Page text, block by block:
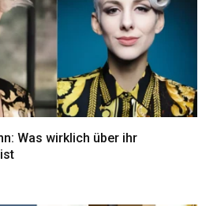
Was wirklich über ihr